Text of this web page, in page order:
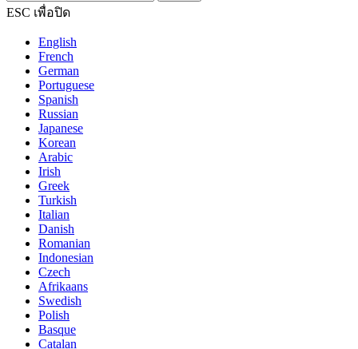
ESC เพื่อปิด
English
French
German
Portuguese
Spanish
Russian
Japanese
Korean
Arabic
Irish
Greek
Turkish
Italian
Danish
Romanian
Indonesian
Czech
Afrikaans
Swedish
Polish
Basque
Catalan